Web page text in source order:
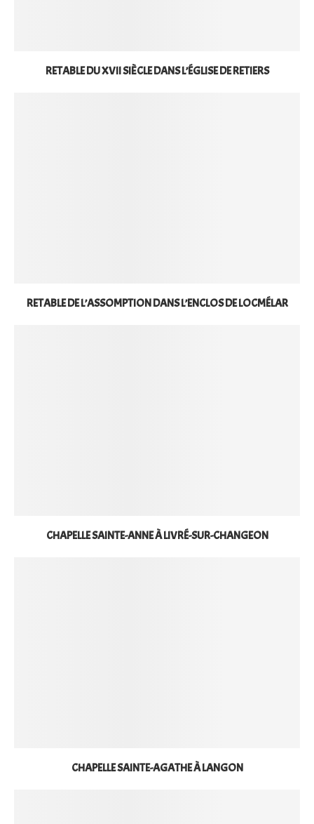
RETABLE DU XVII SIÈCLE DANS L’ÉGLISE DE RETIERS
RETABLE DE L’ASSOMPTION DANS L’ENCLOS DE LOCMÉLAR
CHAPELLE SAINTE-ANNE À LIVRÉ-SUR-CHANGEON
CHAPELLE SAINTE-AGATHE À LANGON